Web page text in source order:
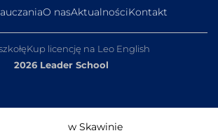
O nasAktualnościKontakt
2026 Leader School
Kup licencję na Leo English
w Skawinie